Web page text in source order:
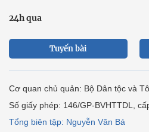
24h qua
Tuyến bài
Cơ quan chủ quản: Bộ Dân tộc và
Số giấy phép: 146/GP-BVHTTDL,
Tổng biên tập: Nguyễn Văn Bá